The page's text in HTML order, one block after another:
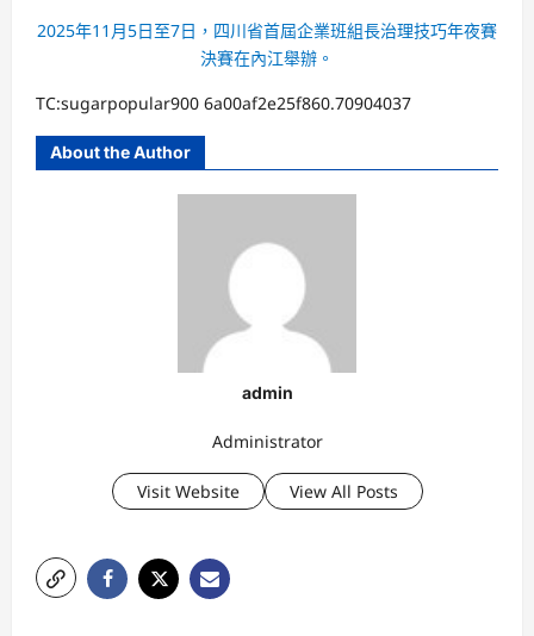
2025年11月5日至7日，四川省首屆企業班組長治理技巧年夜賽
決賽在內江舉辦。
TC:sugarpopular900 6a00af2e25f860.70904037
About the Author
admin
Administrator
Visit Website View All Posts